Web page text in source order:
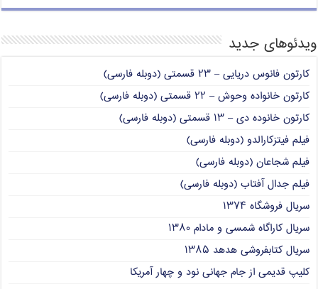
ویدئوهای جدید
کارتون فانوس دریایی – ۲۳ قسمتی (دوبله فارسی)
کارتون خانواده وحوش – ۲۲ قسمتی (دوبله فارسی)
کارتون خانوده دی – ۱۳ قسمتی (دوبله فارسی)
فیلم فیتزکارالدو (دوبله فارسی)
فیلم شجاعان (دوبله فارسی)
فیلم جدال آفتاب (دوبله فارسی)
سریال فروشگاه ۱۳۷۴
سریال کاراگاه شمسی و مادام ۱۳۸۰
سریال کتابفروشی هدهد ۱۳۸۵
کلیپ قدیمی از جام جهانی نود و چهار آمریکا